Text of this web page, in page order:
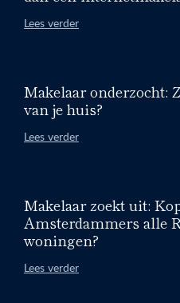
Lees verder
Makelaar onderzocht:
van je huis?
Lees verder
Makelaar zoekt uit:
Amsterdammers alle
woningen?
Lees verder